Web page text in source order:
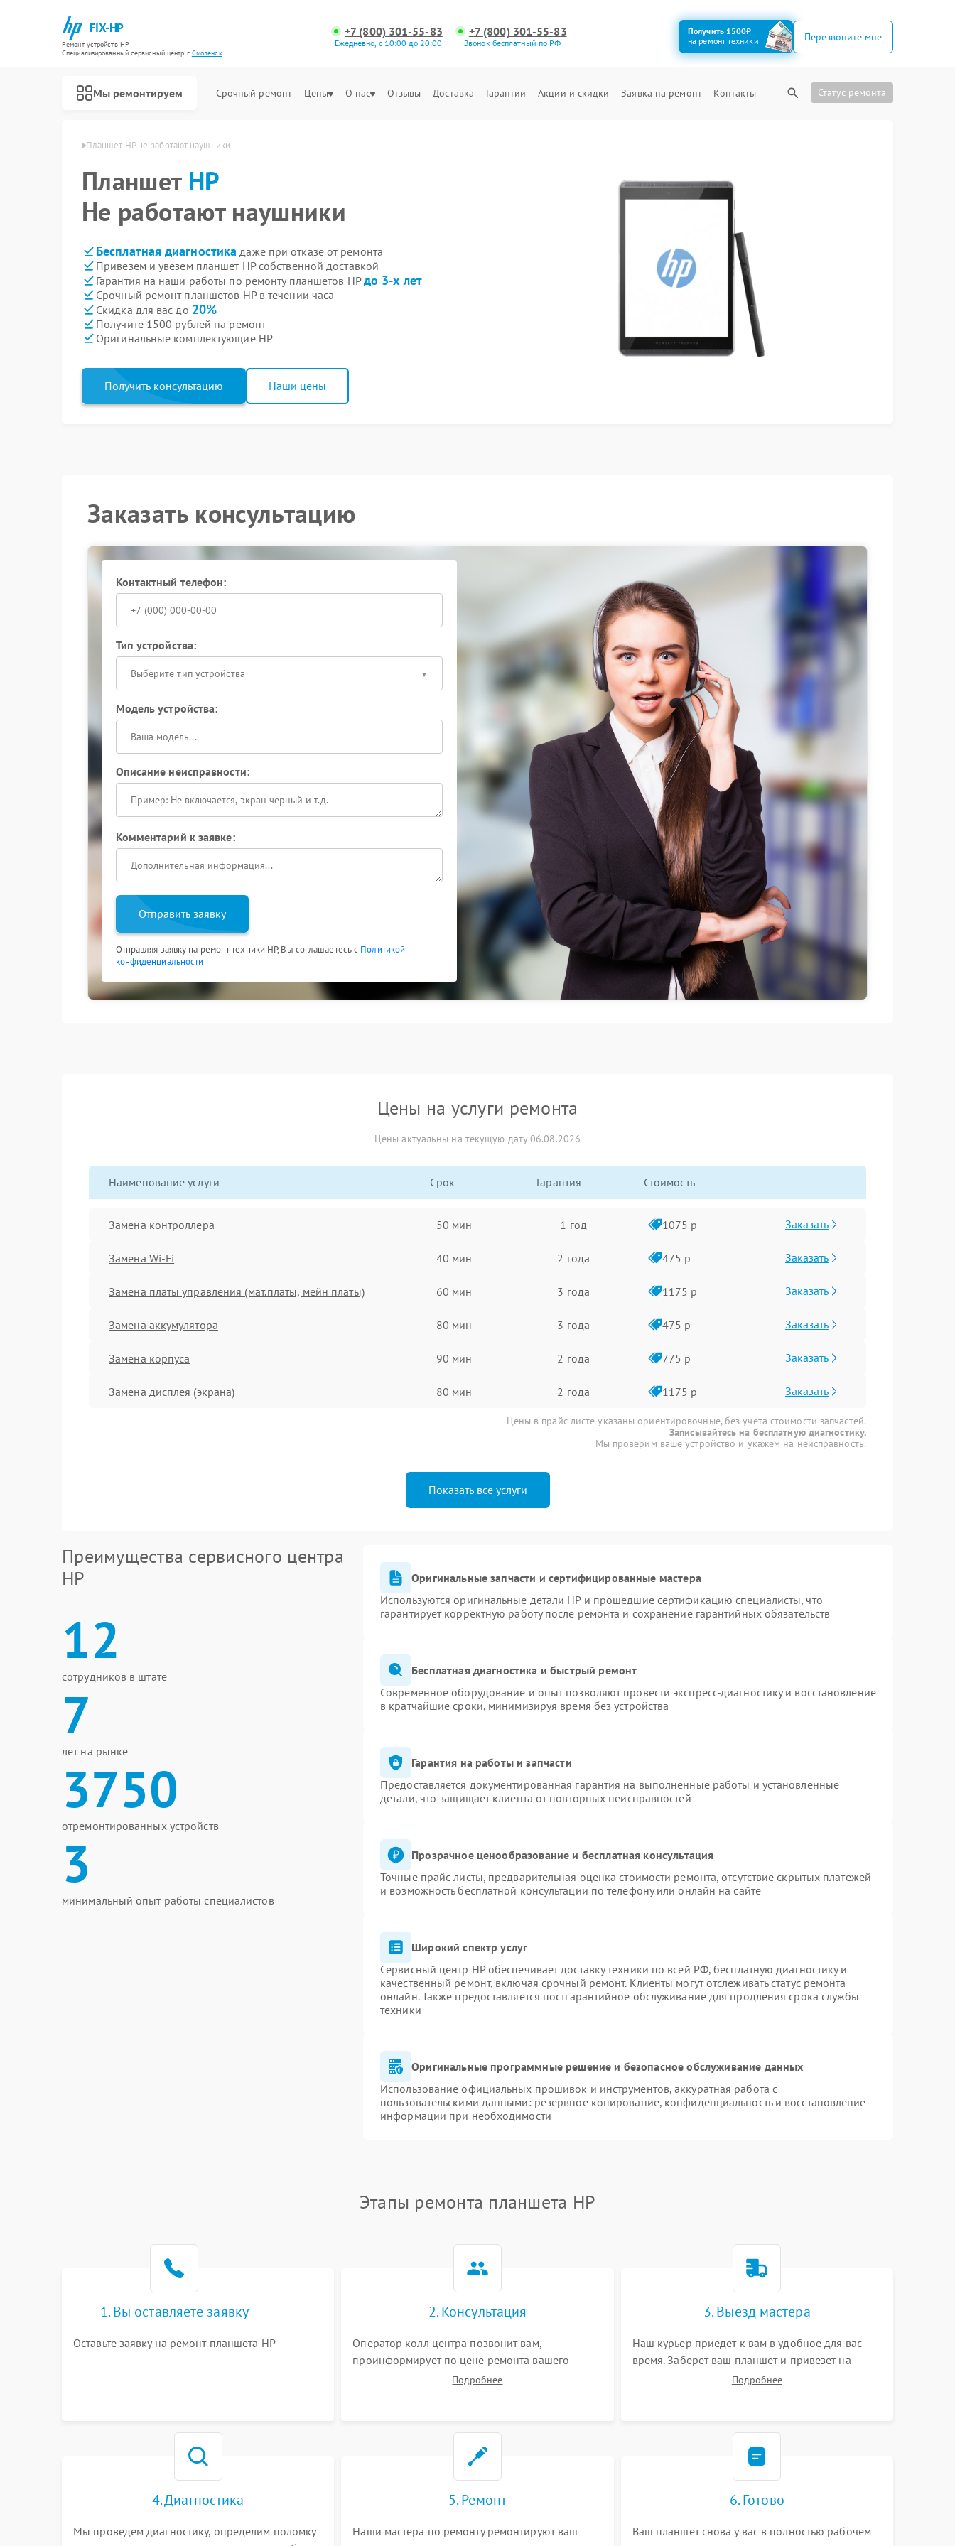
FIX-HP
Ремонт устройств HP
Специализированный cервисный центр г.Смоленск
+7 (800) 301-55-83
Ежедневно, с 10:00 до 20:00
+7 (800) 301-55-83
Звонок бесплатный по РФ
Получить 1500₽
на ремонт техники
Перезвоните мне
Мы ремонтируем Срочный ремонт Цены О нас Отзывы Доставка Гарантии Акции и скидки Заявка на ремонт Контакты Статус ремонта
Планшет HP не работают наушники
Планшет HP
Не работают наушники
Бесплатная диагностика даже при отказе от ремонта
Привезем и увезем планшет HP собственной доставкой
Гарантия на наши работы по ремонту планшетов HPдо 3-х лет
Срочный ремонт планшетов HP в течении часа
Скидка для вас до 20%
Получите 1500 рублей на ремонт
Оригинальные комплектующие HP
Получить консультацию Наши цены
Заказать консультацию
Контактный телефон:
Тип устройства:
Выберите тип устройства
Модель устройства:
Описание неисправности:
Комментарий к заявке:
Отправить заявку
Отправляя заявку на ремонт техники HP, Вы соглашаетесь с Политикой
конфиденциальности
Цены на услуги ремонта
Цены актуальны на текущую дату 06.08.2026
Наименование услуги Срок Гарантия Стоимость
Замена контроллера 50 мин 1 год 1075 р Заказать
Замена Wi-Fi 40 мин 2 года 475 р Заказать
Замена платы управления (мат.платы, мейн платы) 60 мин 3 года 1175 р Заказать
Замена аккумулятора 80 мин 3 года 475 р Заказать
Замена корпуса 90 мин 2 года 775 р Заказать
Замена дисплея (экрана) 80 мин 2 года 1175 р Заказать
Цены в прайс-листе указаны ориентировочные, без учета стоимости запчастей.
Записывайтесь на бесплатную диагностику.
Мы проверим ваше устройство и укажем на неисправность.
Показать все услуги
Преимущества сервисного центра
HP
12
сотрудников в штате
7
лет на рынке
3750
отремонтированных устройств
3
минимальный опыт работы специалистов
Оригинальные запчасти и сертифицированные мастера
Используются оригинальные детали HP и прошедшие сертификацию специалисты, что
гарантирует корректную работу после ремонта и сохранение гарантийных обязательств
Бесплатная диагностика и быстрый ремонт
Современное оборудование и опыт позволяют провести экспресс-диагностику и восстановление
в кратчайшие сроки, минимизируя время без устройства
Гарантия на работы и запчасти
Предоставляется документированная гарантия на выполненные работы и установленные
детали, что защищает клиента от повторных неисправностей
Прозрачное ценообразование и бесплатная консультация
Точные прайс-листы, предварительная оценка стоимости ремонта, отсутствие скрытых платежей
и возможность бесплатной консультации по телефону или онлайн на сайте
Широкий спектр услуг
Сервисный центр HP обеспечивает доставку техники по всей РФ, бесплатную диагностику и
качественный ремонт, включая срочный ремонт. Клиенты могут отслеживать статус ремонта
онлайн. Также предоставляется постгарантийное обслуживание для продления срока службы
техники
Оригинальные программные решение и безопасное обслуживание данных
Использование официальных прошивок и инструментов, аккуратная работа с
пользовательскими данными: резервное копирование, конфиденциальность и восстановление
информации при необходимости
Этапы ремонта планшета HP
1. Вы оставляете заявку
Оставьте заявку на ремонт планшета HP
2. Консультация
Оператор колл центра позвонит вам,
проинформирует по цене ремонта вашего
планшета а также ответит на все ваши вопросы.
Подробнее
3. Выезд мастера
Наш курьер приедет к вам в удобное для вас
время. Заберет ваш планшет и привезет на
склад для диагностики.Подробнее
4. Диагностика
Мы проведем диагностику, определим поломку
5. Ремонт
Наши мастера по ремонту ремонтируют ваш
6. Готово
Ваш планшет снова у вас в полностью рабочем